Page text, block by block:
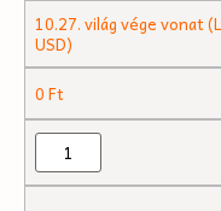
10.27. világ vége vonat
USD)
0Ft